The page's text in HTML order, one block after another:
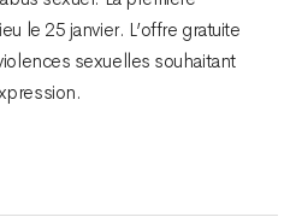
le 25 janvier. L’offre gratuite
sexuelles souhaitant